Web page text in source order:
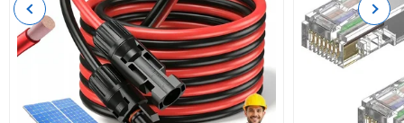
Previous Next